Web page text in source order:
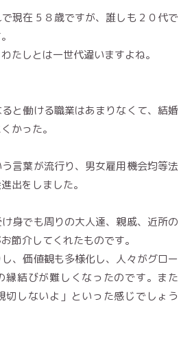
現在５８歳ですが、誰しも２０代で
たしとは一世代違いますよね。
と働ける職業はあまりなくて、結婚
かった。
言葉が流行り、男女雇用機会均等法
出をしました。
身でも周りの大人達、親戚、近所の
節介してくれたものです。
、価値観も多様化し、人々がグロー
縁結びが難しくなったのです。また
切しないよ」といった感じでしょう